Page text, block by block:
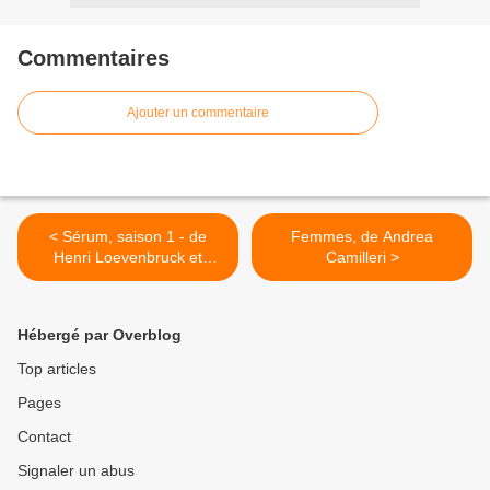
Commentaires
Ajouter un commentaire
< Sérum, saison 1 - de
Henri Loevenbruck et
Fabrice Mazza
Femmes, de Andrea
Camilleri >
Hébergé par Overblog
Top articles
Pages
Contact
Signaler un abus